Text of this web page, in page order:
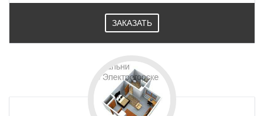
ЗАКАЗАТЬ